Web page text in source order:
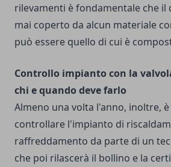
rilevamenti è fondamentale che il
mai coperto da alcun materiale
può essere quello di cui è
Controllo impianto con la
chi e quando deve farlo
Almeno una volta l'anno, inoltre,
controllare l'impianto di
raffreddamento da parte di un
che poi rilascerà il bollino e la